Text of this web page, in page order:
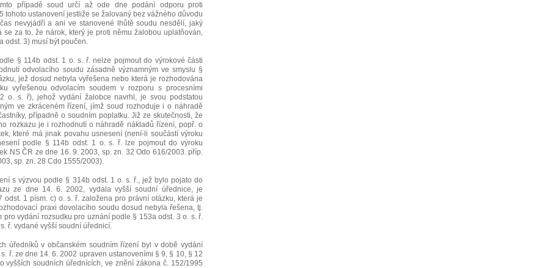
případě soud určí až ode dne podání odporu proti
tohoto ustanovení jestliže se žalovaný bez vážného důvodu
nevyjádří a ani ve stanovené lhůtě soudu nesdělí, jaký
se za to, že nárok, který je proti němu žalobou uplatňován,
odst. 3) musí být poučen.
§ 114b odst. 1 o. s. ř. nelze pojmout do výrokové části
odvolacího soudu zásadně významným ve smyslu §
jež dosud nebyla vyřešena nebo která je rozhodována
vyřešenou odvolacím soudem v rozporu s procesními
o. s. ř), jehož vydání žalobce navrhl, je svou podstatou
ve zkráceném řízení, jímž soud rozhoduje i o náhradě
případně o soudním poplatku. Již ze skutečnosti, že
rozkazu je i rozhodnutí o náhradě nákladů řízení, popř. o
které má jinak povahu usnesení (není-li součástí výroku
podle § 114b odst. 1 o. s. ř. lze pojmout do výroku
NS ČR ze dne 16. 9. 2003, sp. zn. 32 Odo 616/2003. příp.
sp. zn. 28 Cdo 1555/2003).
s výzvou podle § 314b odst. 1 o. s. ř., jež bylo pojato do
ze dne 14. 6. 2002, vydala vyšší soudní úřednice, je
1 písm. c) o. s. ř. založena pro právní otázku, která je
praxi dovolacího soudu dosud nebyla řešena, tj.
vydání rozsudku pro uznání podle § 153a odst. 3 o. s. ř.
ř. vydané vyšší soudní úřednicí.
úředníků v občanském soudním řízení byl v době vydání
ř. ze dne 14. 6. 2002 upraven ustanoveními § 9, § 10, § 12
vyšších soudních úřednících, ve znění zákona č. 152/1995